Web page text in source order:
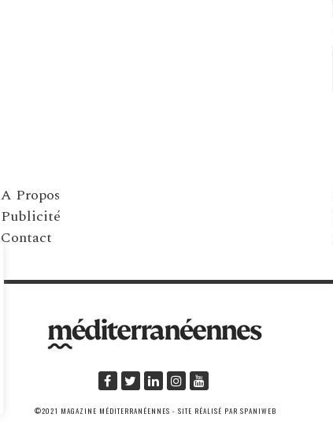
A Propos
Publicité
Contact
©2021 MAGAZINE MÉDITERRANÉENNES - SITE RÉALISÉ PAR SPANIWEB